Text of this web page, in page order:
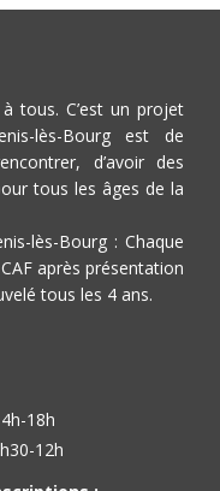
tous. C’est un projet
lès-Bourg est de
d’avoir des
tous les âges de la
lès-Bourg : Chaque
après présentation
tous les 4 ans.
18h
12h